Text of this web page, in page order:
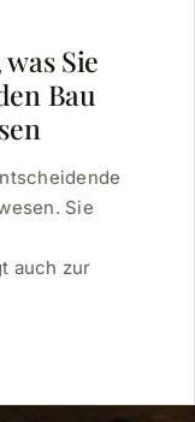
Sie
Bau
Sie
auch zur